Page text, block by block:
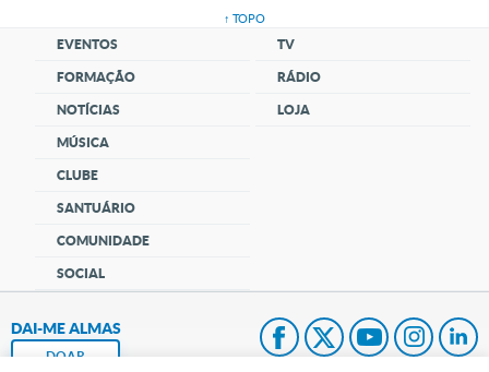
↑ TOPO
EVENTOS
FORMAÇÃO
NOTÍCIAS
MÚSICA
CLUBE
SANTUÁRIO
COMUNIDADE
SOCIAL
TV
RÁDIO
LOJA
DAI-ME ALMAS
DOAR